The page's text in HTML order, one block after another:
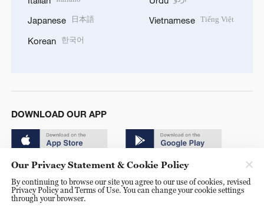
Japanese 日本語
Korean 한국어
Vietnamese Tiếng Việt
DOWNLOAD OUR APP
© China Radio International.CRI. All Rights Reserved. 16A
Our Privacy Statement & Cookie Policy
By continuing to browse our site you agree to our use of cookies, revised
Privacy Policy and Terms of Use. You can change your cookie settings
through your browser.